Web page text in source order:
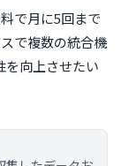
で月に5回まで
で複数の統合機
を向上させたい